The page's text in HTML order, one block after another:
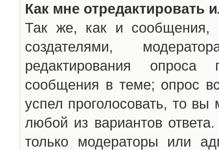
Как мне отредактировать
Так же, как и сообщения,
создателями,
редактирования опроса
сообщения в теме; опрос
успел проголосовать, то вы
любой из вариантов
только модераторы или